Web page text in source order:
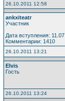
26.10.2011 12:58
ankxiteatr
Участник
Дата вступления:
Комментарии: 1410
26.10.2011 13:21
Elvis
Гость
26.10.2011 13:24